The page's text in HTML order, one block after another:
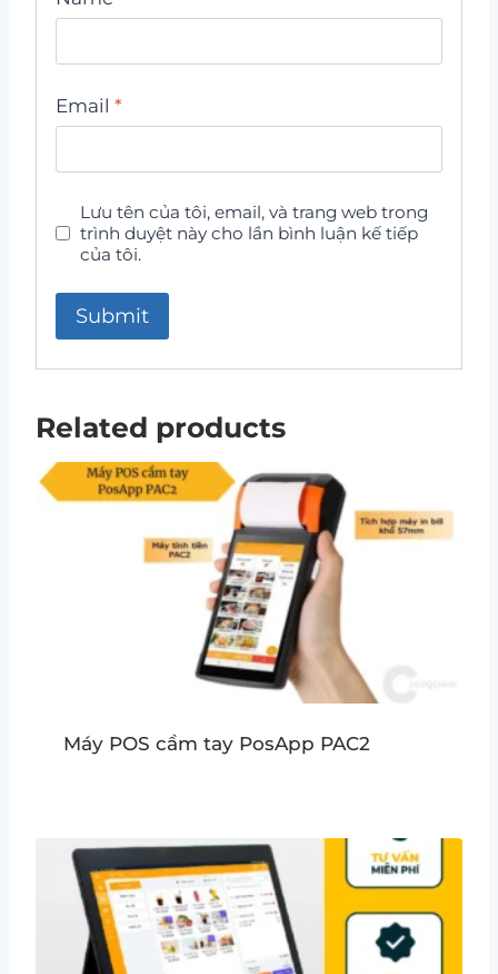
Email *
Lưu tên của tôi, email, và trang web trong
trình duyệt này cho lần bình luận kế tiếp
của tôi.
Related products
Máy POS cầm tay PosApp PAC2